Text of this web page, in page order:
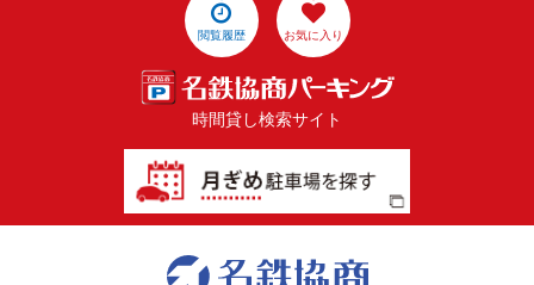
閲覧履歴 お気に入り
時間貸し検索サイト